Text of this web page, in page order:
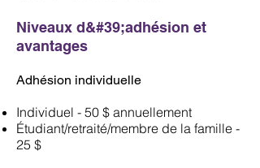
Niveaux d&#39;adhésion et
avantages
Adhésion individuelle
Individuel - 50 $ annuellement
Étudiant/retraité/membre de la famille -
25 $